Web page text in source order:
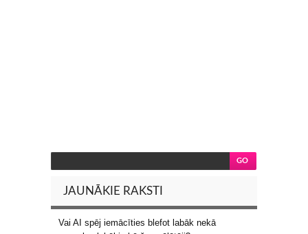
JAUNĀKIE RAKSTI
Vai AI spēj iemācīties blefot labāk nekā